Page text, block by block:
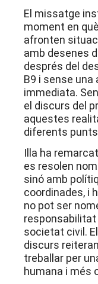
El missatge
moment en
afronten
amb desenes
després del
B9 i sense una
immediata.
el discurs del
aquestes
diferents
Illa ha
es resolen
sinó amb
coordinades, i
no pot ser
societat civil.
discurs
treballar per
humana i més